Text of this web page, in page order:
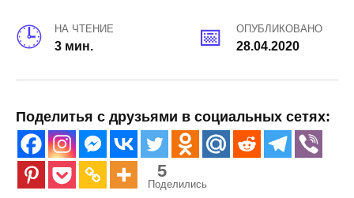
НА ЧТЕНИЕ
3 мин.
ОПУБЛИКОВАНО
28.04.2020
Поделитья с друзьями в социальных сетях:
5
Поделились